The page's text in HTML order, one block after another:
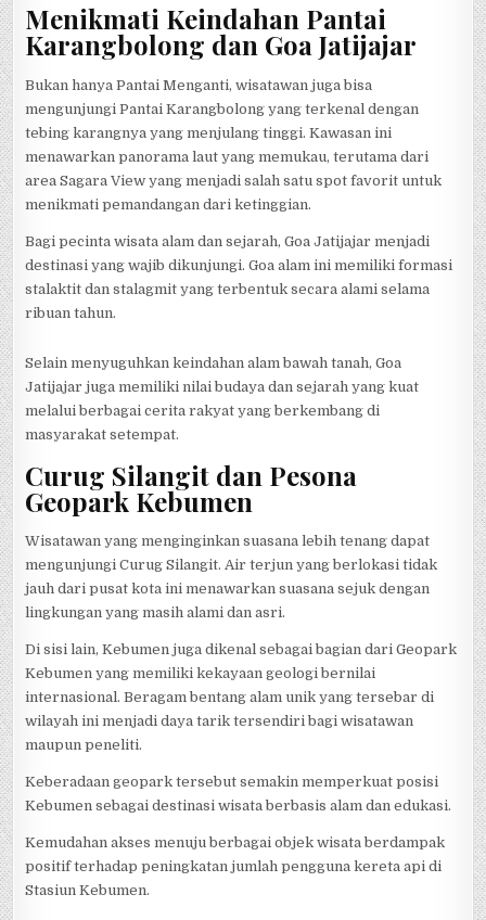
Menikmati Keindahan Pantai
Karangbolong dan Goa Jatijajar
Bukan hanya Pantai Menganti, wisatawan juga bisa
mengunjungi Pantai Karangbolong yang terkenal dengan
tebing karangnya yang menjulang tinggi. Kawasan ini
menawarkan panorama laut yang memukau, terutama dari
area Sagara View yang menjadi salah satu spot favorit untuk
menikmati pemandangan dari ketinggian.
Bagi pecinta wisata alam dan sejarah, Goa Jatijajar menjadi
destinasi yang wajib dikunjungi. Goa alam ini memiliki formasi
stalaktit dan stalagmit yang terbentuk secara alami selama
ribuan tahun.
Selain menyuguhkan keindahan alam bawah tanah, Goa
Jatijajar juga memiliki nilai budaya dan sejarah yang kuat
melalui berbagai cerita rakyat yang berkembang di
masyarakat setempat.
Curug Silangit dan Pesona
Geopark Kebumen
Wisatawan yang menginginkan suasana lebih tenang dapat
mengunjungi Curug Silangit. Air terjun yang berlokasi tidak
jauh dari pusat kota ini menawarkan suasana sejuk dengan
lingkungan yang masih alami dan asri.
Di sisi lain, Kebumen juga dikenal sebagai bagian dari Geopark
Kebumen yang memiliki kekayaan geologi bernilai
internasional. Beragam bentang alam unik yang tersebar di
wilayah ini menjadi daya tarik tersendiri bagi wisatawan
maupun peneliti.
Keberadaan geopark tersebut semakin memperkuat posisi
Kebumen sebagai destinasi wisata berbasis alam dan edukasi.
Kemudahan akses menuju berbagai objek wisata berdampak
positif terhadap peningkatan jumlah pengguna kereta api di
Stasiun Kebumen.